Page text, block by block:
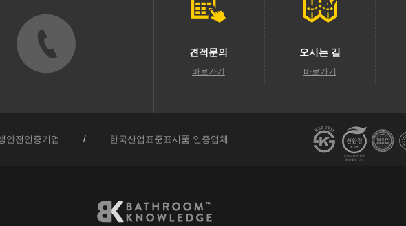
견적문의
바로가기
오시는 길
바로가기
안전인증기업 / 한국산업표준표시품 인증업체